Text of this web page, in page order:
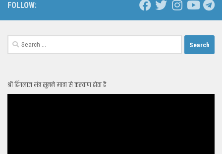
FOLLOW:
Search
for:
श्री हिंगलाज मंत्र सुनने मात्रा से कल्याण होता है